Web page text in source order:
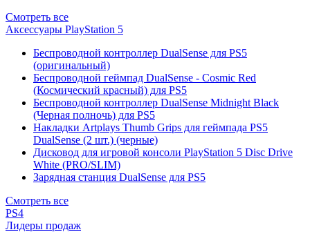
Смотреть все
Аксессуары PlayStation 5
Беспроводной контроллер DualSense для PS5
(оригинальный)
Беспроводной геймпад DualSense - Cosmic Red
(Космический красный) для PS5
Беспроводной контроллер DualSense Midnight Black
(Черная полночь) для PS5
Накладки Artplays Thumb Grips для геймпада PS5
DualSense (2 шт.) (черные)
Дисковод для игровой консоли PlayStation 5 Disc Drive
White (PRO/SLIM)
Зарядная станция DualSense для PS5
Смотреть все
PS4
Лидеры продаж